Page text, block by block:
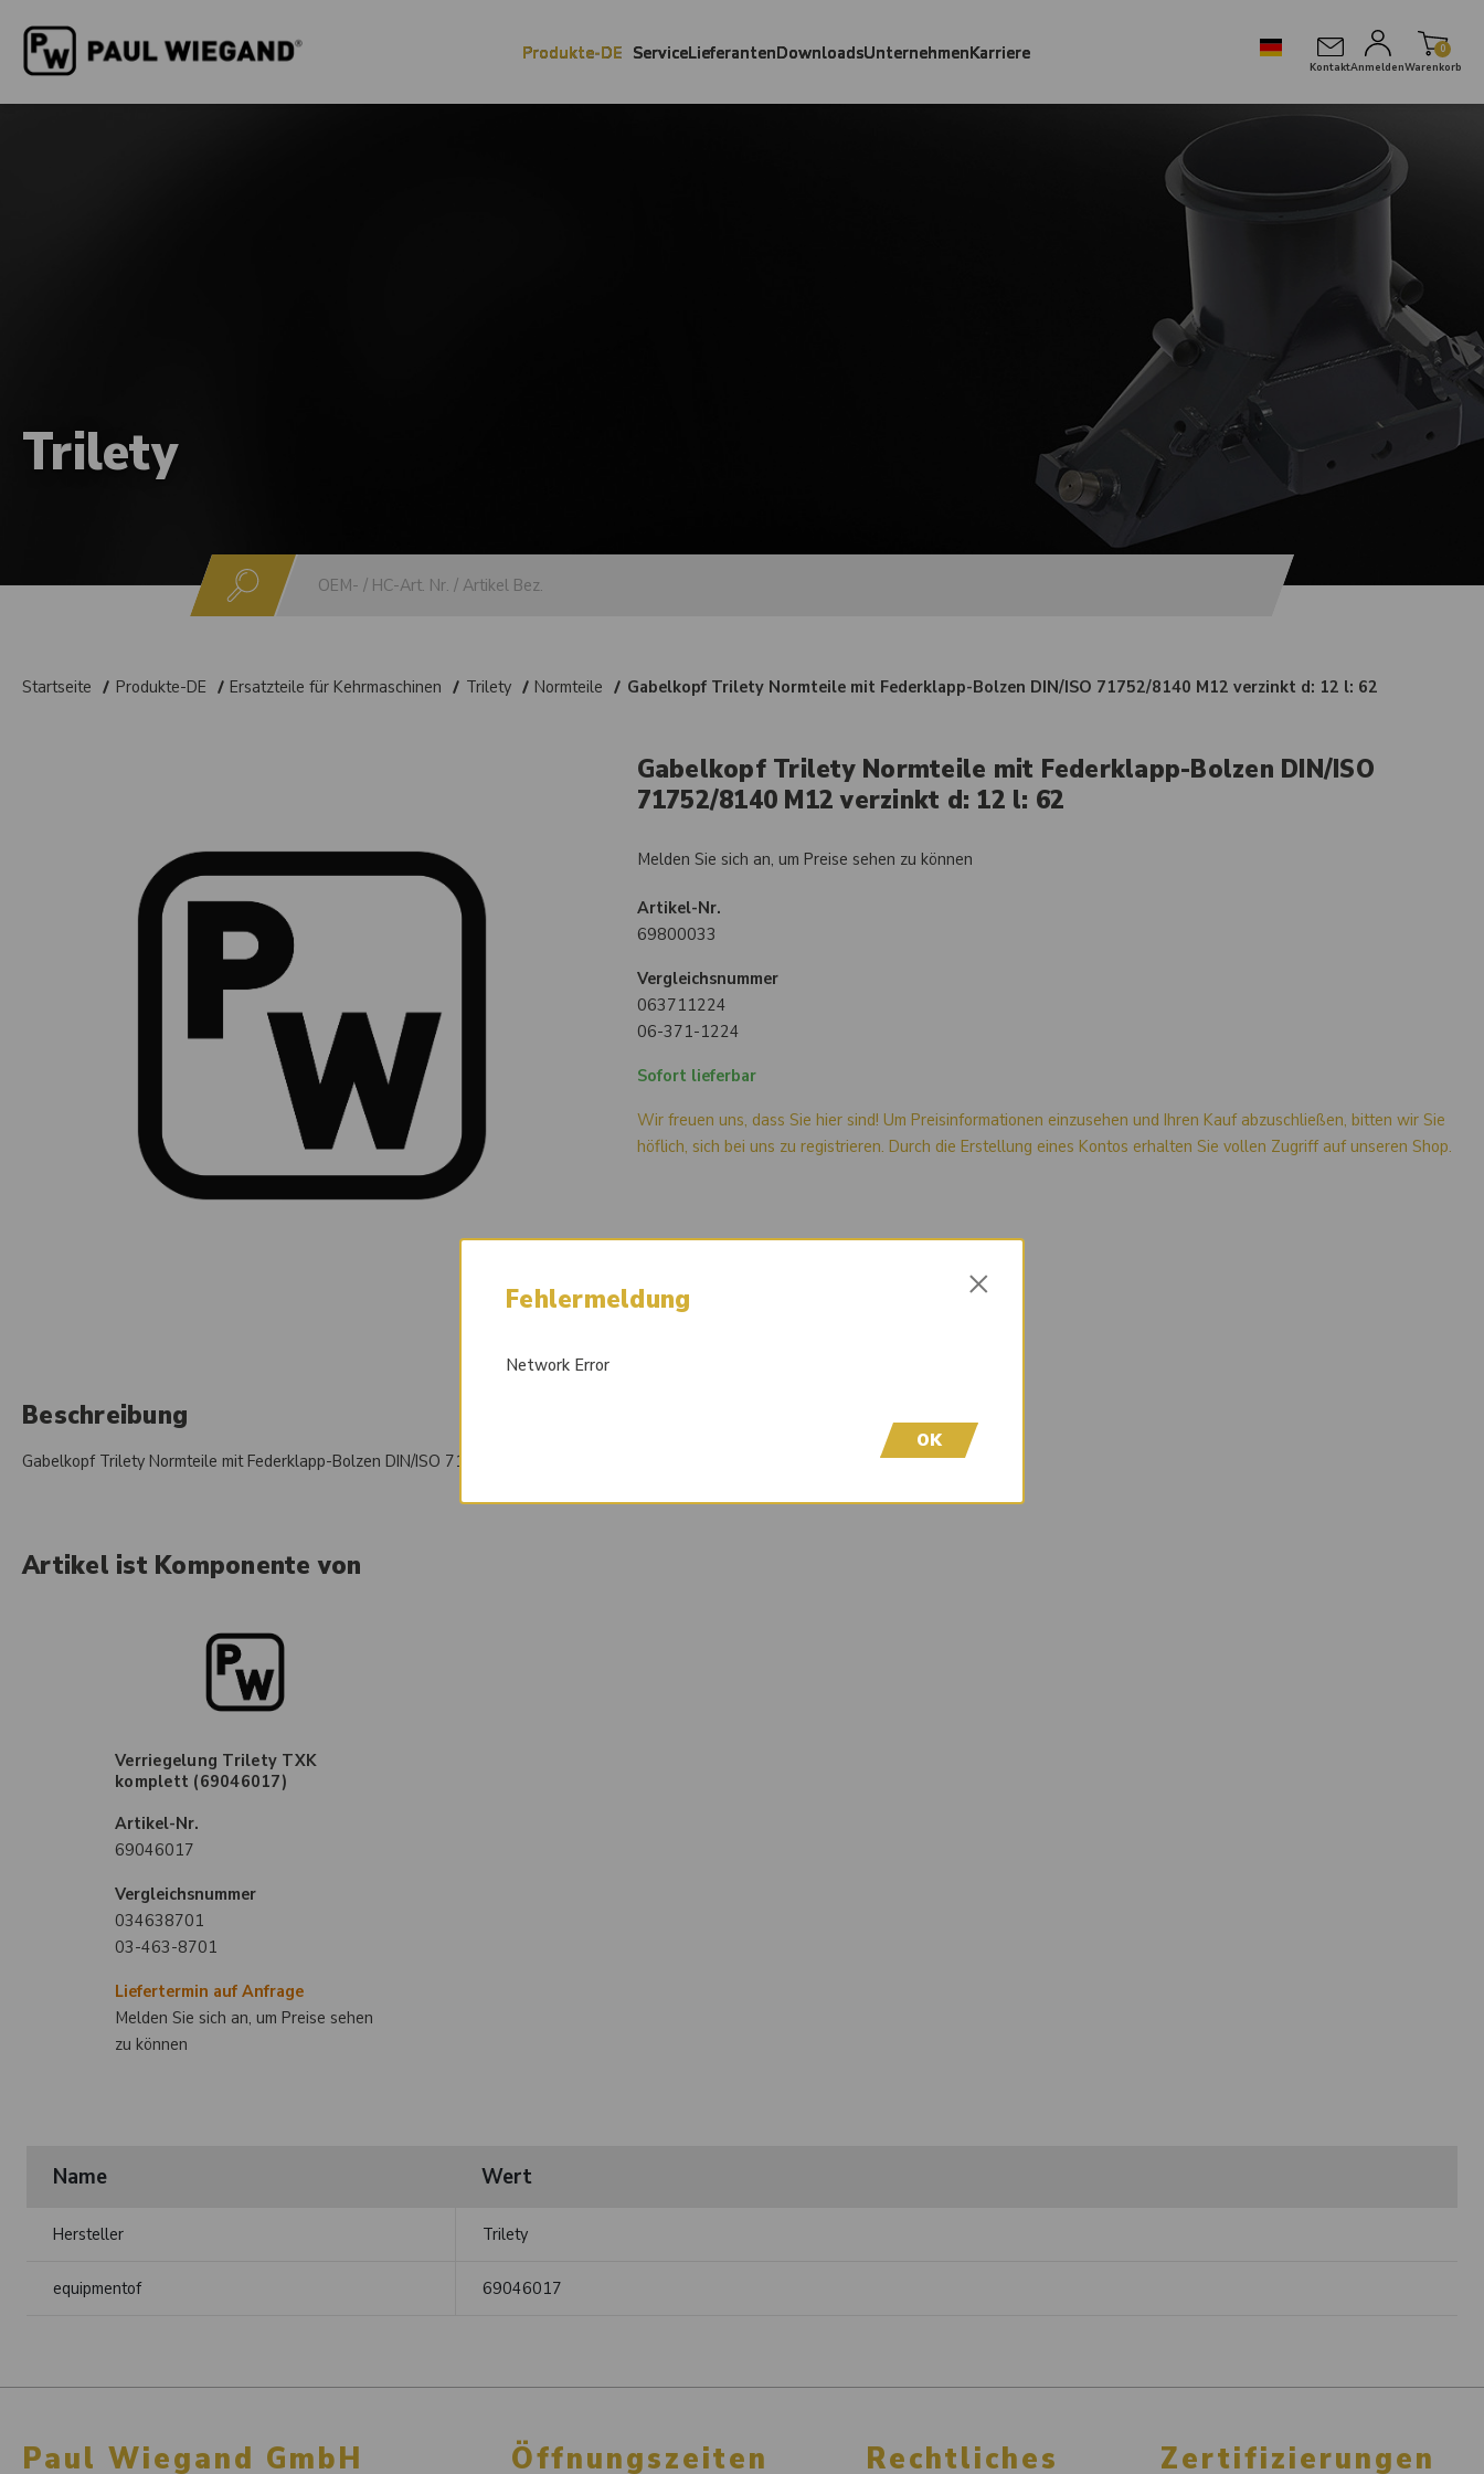
Produkte-DE ServiceLieferantenDownloadsUnternehmenKarriere
KontaktAnmelden
0
Warenkorb
Trilety
Startseite Produkte-DE Ersatzteile für Kehrmaschinen Trilety Normteile Gabelkopf Trilety Normteile mit Federklapp-Bolzen DIN/ISO 71752/8140 M12 verzinkt d: 12 l: 62
Gabelkopf Trilety Normteile mit Federklapp-Bolzen DIN/ISO
71752/8140 M12 verzinkt d: 12 l: 62
Melden Sie sich an, um Preise sehen zu können
Artikel-Nr.
69800033
Vergleichsnummer
063711224
06-371-1224
Sofort lieferbar
Wir freuen uns, dass Sie hier sind! Um Preisinformationen einzusehen und Ihren Kauf abzuschließen, bitten wir Sie
höflich, sich bei uns zu registrieren. Durch die Erstellung eines Kontos erhalten Sie vollen Zugriff auf unseren Shop.
Beschreibung
Gabelkopf Trilety Normteile mit Federklapp-Bolzen DIN/ISO 71752/8140 M12 verzinkt d: 12 l: 62
Artikel ist Komponente von
Verriegelung Trilety TXK
komplett (69046017)
Artikel-Nr.
69046017
Vergleichsnummer
034638701
03-463-8701
Liefertermin auf Anfrage
Melden Sie sich an, um Preise sehen
zu können
Name Wert
Hersteller Trilety
equipmentof 69046017
Paul Wiegand GmbH Öffnungszeiten Rechtliches Zertifizierungen
Fehlermeldung ×
Network Error
OK